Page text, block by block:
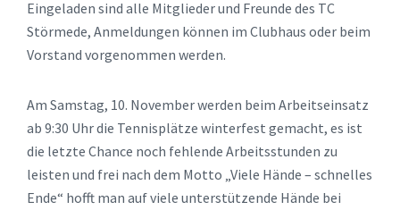
Eingeladen sind alle Mitglieder und Freunde des TC
Störmede, Anmeldungen können im Clubhaus oder beim
Vorstand vorgenommen werden.
Am Samstag, 10. November werden beim Arbeitseinsatz
ab 9:30 Uhr die Tennisplätze winterfest gemacht, es ist
die letzte Chance noch fehlende Arbeitsstunden zu
leisten und frei nach dem Motto „Viele Hände – schnelles
Ende“ hofft man auf viele unterstützende Hände bei